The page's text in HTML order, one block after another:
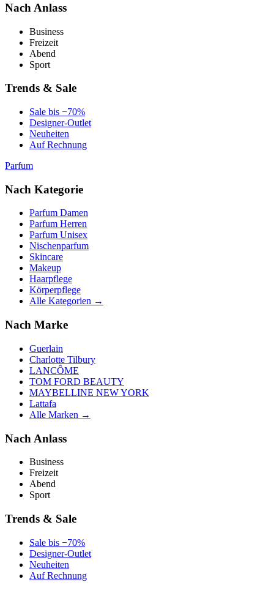
Nach Anlass
Business
Freizeit
Abend
Sport
Trends & Sale
Sale bis −70%
Designer-Outlet
Neuheiten
Auf Rechnung
Parfum
Nach Kategorie
Parfum Damen
Parfum Herren
Parfum Unisex
Nischenparfum
Skincare
Makeup
Haarpflege
Körperpflege
Alle Kategorien →
Nach Marke
Guerlain
Charlotte Tilbury
LANCÔME
TOM FORD BEAUTY
MAYBELLINE NEW YORK
Lattafa
Alle Marken →
Nach Anlass
Business
Freizeit
Abend
Sport
Trends & Sale
Sale bis −70%
Designer-Outlet
Neuheiten
Auf Rechnung